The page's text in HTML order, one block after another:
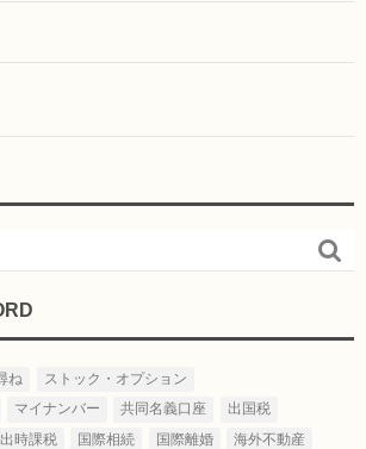

ね
ストック・オプション
マイナンバー 共同名義口座
出国税
時課税 国際相続 国際離婚
海外不動産